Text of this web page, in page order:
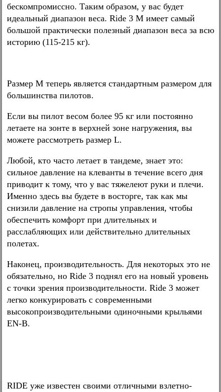
бескомпромиссно. Таким образом, у вас будет
идеальный диапазон веса. Ride 3 M имеет самый
большой практически полезный диапазон веса за всю
историю (115-215 кг).
Размер M теперь является стандартным размером для
большинства пилотов.
Если вы пилот весом более 95 кг или постоянно
летаете на зонте в верхней зоне нагружения, вы
можете рассмотреть размер L.
Любой, кто часто летает в тандеме, знает это:
сильное давление на клеванты в течение всего дня
приводит к тому, что у вас тяжелеют руки и плечи.
Именно здесь вы будете в восторге, так как мы
снизили давление на стропы управления, чтобы
обеспечить комфорт при длительных и
расслабляющих или действительно длительных
полетах.
Наконец, производительность. Для некоторых это не
обязательно, но Ride 3 поднял его на новый уровень
с точки зрения производительности. Ride 3 может
легко конкурировать с современными
высокопроизводительными одиночными крыльями
EN-B.
RIDE уже известен своими отличными взлетно-